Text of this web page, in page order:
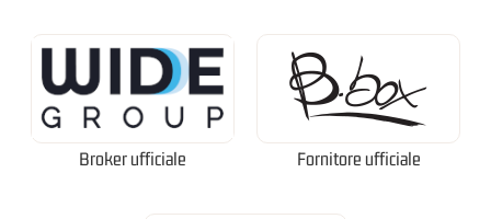
Broker ufficiale Fornitore ufficiale